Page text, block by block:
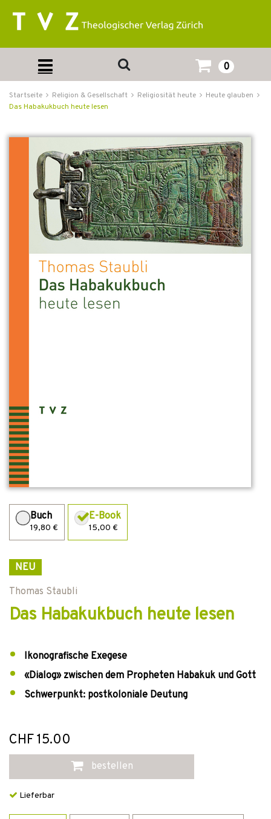
0
Startseite Religion & Gesellschaft Religiosität heute
Heute glauben
Das Habakukbuch heute lesen
Buch
19,80 €
E-Book
15,00 €
NEU
Thomas Staubli
Das Habakukbuch heute lesen
Ikonografische Exegese
«Dialog» zwischen dem Propheten Habakuk und Gott
Schwerpunkt: postkoloniale Deutung
CHF 15.00
bestellen
Lieferbar